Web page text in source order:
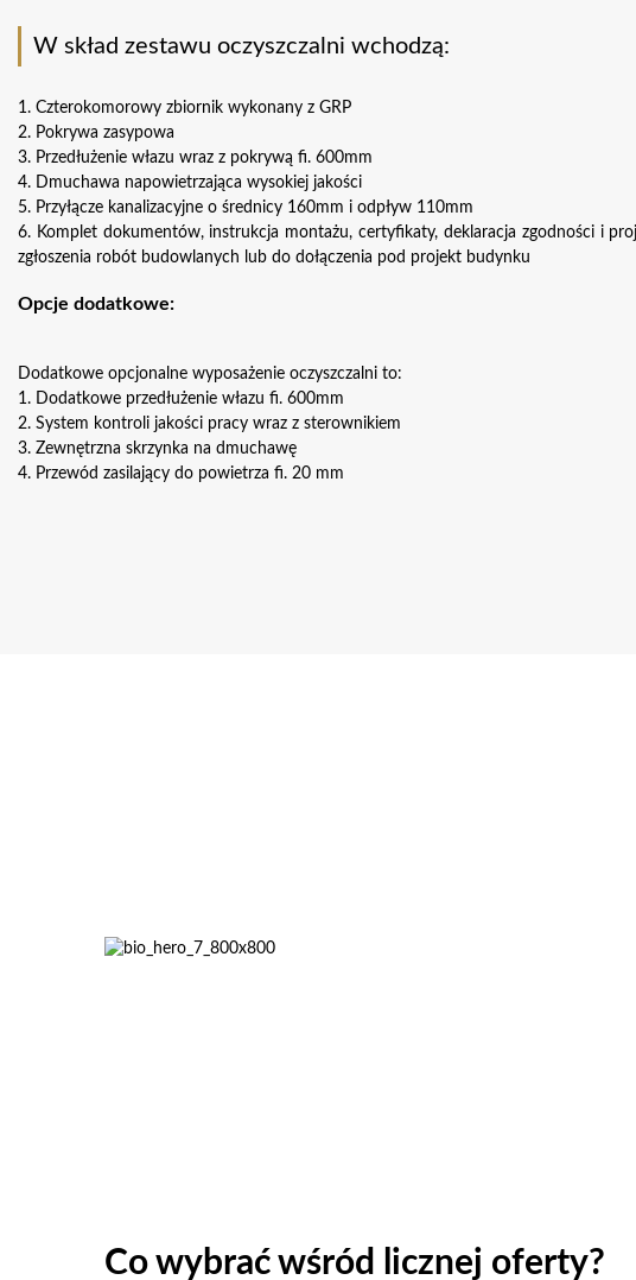
W skład zestawu oczyszczalni wchodzą:
1. Czterokomorowy zbiornik wykonany z GRP
2. Pokrywa zasypowa
3. Przedłużenie włazu wraz z pokrywą fi. 600mm
4. Dmuchawa napowietrzająca wysokiej jakości
5. Przyłącze kanalizacyjne o średnicy 160mm i odpływ 110mm
6. Komplet dokumentów, instrukcja montażu, certyfikaty, deklaracja zgodności i
zgłoszenia robót budowlanych lub do dołączenia pod projekt budynku
Opcje dodatkowe:
Dodatkowe opcjonalne wyposażenie oczyszczalni to:
1. Dodatkowe przedłużenie włazu fi. 600mm
2. System kontroli jakości pracy wraz z sterownikiem
3. Zewnętrzna skrzynka na dmuchawę
4. Przewód zasilający do powietrza fi. 20 mm
Co wybrać wśród licznej oferty?